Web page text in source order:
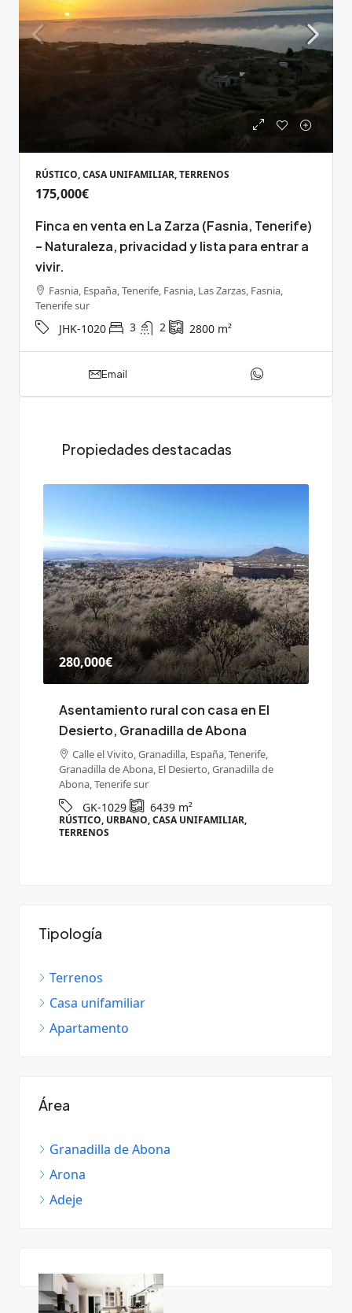
RÚSTICO, CASA UNIFAMILIAR, TERRENOS
175,000€
Finca en venta en La Zarza (Fasnia, Tenerife)
– Naturaleza, privacidad y lista para entrar a
vivir.
Fasnia, España, Tenerife, Fasnia, Las Zarzas, Fasnia,
Tenerife sur
JHK-1020 3 2 2800 m²
Email
Propiedades destacadas
280,000€
Asentamiento rural con casa en El
Desierto, Granadilla de Abona
Calle el Vivito, Granadilla, España, Tenerife,
Granadilla de Abona, El Desierto, Granadilla de
Abona, Tenerife sur
GK-1029 6439 m²
RÚSTICO, URBANO, CASA UNIFAMILIAR,
TERRENOS
Tipología
Terrenos
Casa unifamiliar
Apartamento
Área
Granadilla de Abona
Arona
Adeje